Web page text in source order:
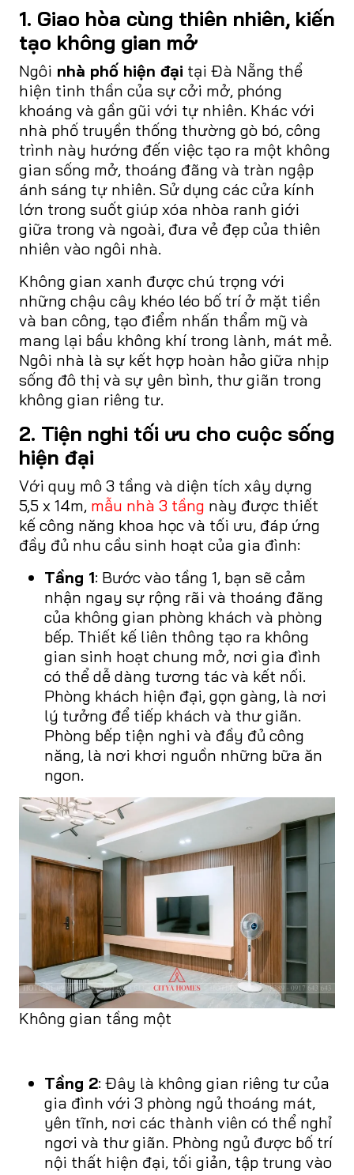
1. Giao hòa cùng thiên nhiên, kiến
tạo không gian mở
Ngôi nhà phố hiện đại tại Đà Nẵng thể
hiện tinh thần của sự cởi mở, phóng
khoáng và gần gũi với tự nhiên. Khác với
nhà phố truyền thống thường gò bó, công
trình này hướng đến việc tạo ra một không
gian sống mở, thoáng đãng và tràn ngập
ánh sáng tự nhiên. Sử dụng các cửa kính
lớn trong suốt giúp xóa nhòa ranh giới
giữa trong và ngoài, đưa vẻ đẹp của thiên
nhiên vào ngôi nhà.
Không gian xanh được chú trọng với
những chậu cây khéo léo bố trí ở mặt tiền
và ban công, tạo điểm nhấn thẩm mỹ và
mang lại bầu không khí trong lành, mát mẻ.
Ngôi nhà là sự kết hợp hoàn hảo giữa nhịp
sống đô thị và sự yên bình, thư giãn trong
không gian riêng tư.
2. Tiện nghi tối ưu cho cuộc sống
hiện đại
Với quy mô 3 tầng và diện tích xây dựng
5,5 x 14m, mẫu nhà 3 tầng này được thiết
kế công năng khoa học và tối ưu, đáp ứng
đầy đủ nhu cầu sinh hoạt của gia đình:
Tầng 1: Bước vào tầng 1, bạn sẽ cảm
nhận ngay sự rộng rãi và thoáng đãng
của không gian phòng khách và phòng
bếp. Thiết kế liên thông tạo ra không
gian sinh hoạt chung mở, nơi gia đình
có thể dễ dàng tương tác và kết nối.
Phòng khách hiện đại, gọn gàng, là nơi
lý tưởng để tiếp khách và thư giãn.
Phòng bếp tiện nghi và đầy đủ công
năng, là nơi khơi nguồn những bữa ăn
ngon.
Không gian tầng một
Tầng 2: Đây là không gian riêng tư của
gia đình với 3 phòng ngủ thoáng mát,
yên tĩnh, nơi các thành viên có thể nghỉ
ngơi và thư giãn. Phòng ngủ được bố trí
nội thất hiện đại, tối giản, tập trung vào